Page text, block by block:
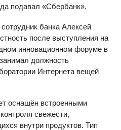
подавал «Сбербанк».
банка Алексей
после выступления на
инновационном форуме в
должность
Интернета вещей
оснащён встроенными
свежести,
внутри продуктов. Тип